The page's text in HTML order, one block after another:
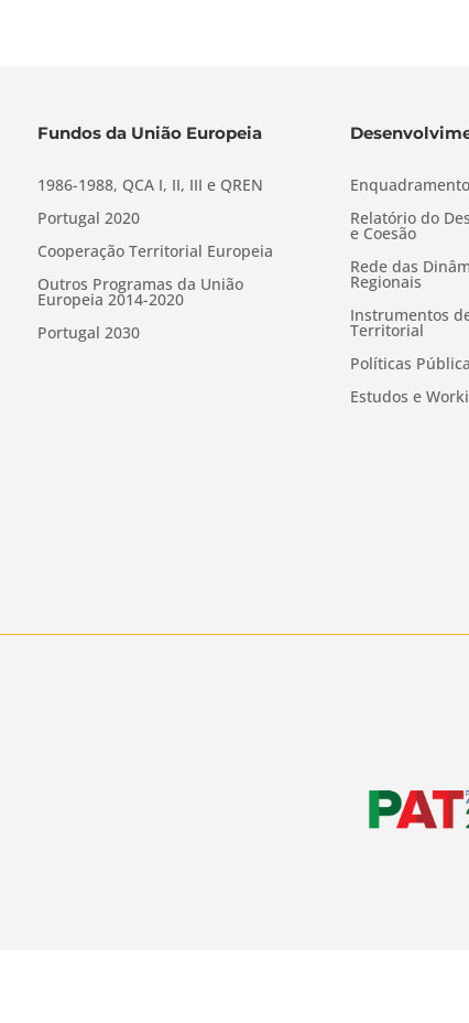
Fundos da União Europeia
1986-1988, QCA I, II, III e QREN
Portugal 2020
Cooperação Territorial Europeia
Outros Programas da União
Europeia 2014-2020
Portugal 2030
Enquadramento
Relatório do
e Coesão
Rede das
Regionais
Instrumentos
Territorial
Políticas
Estudos e